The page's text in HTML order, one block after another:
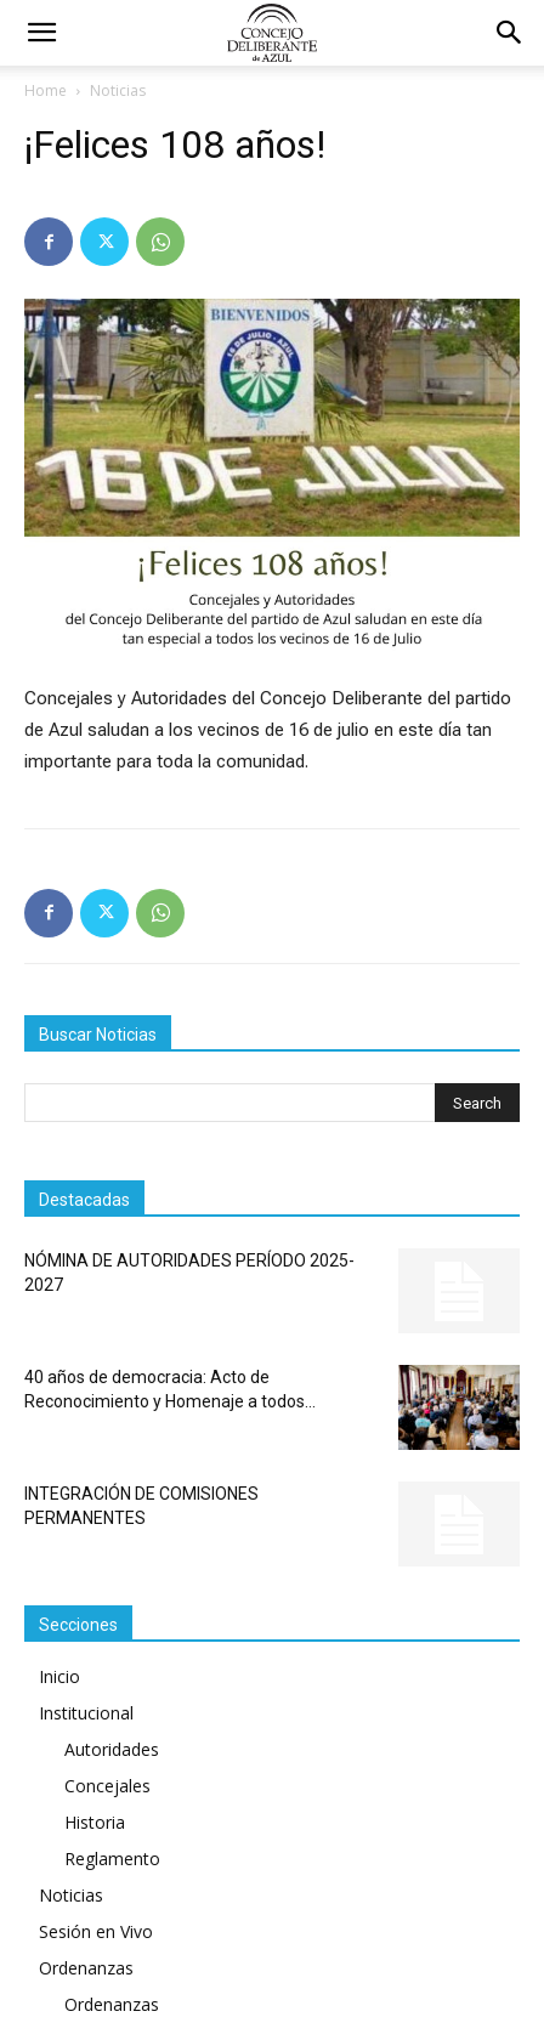
Home Noticias
¡Felices 108 años!
Concejales y Autoridades del Concejo Deliberante del partido
de Azul saludan a los vecinos de 16 de julio en este día tan
importante para toda la comunidad.
Buscar Noticias
Destacadas
NÓMINA DE AUTORIDADES PERÍODO 2025-
2027
40 años de democracia: Acto de
Reconocimiento y Homenaje a todos...
INTEGRACIÓN DE COMISIONES
PERMANENTES
Secciones
Inicio
Institucional
Autoridades
Concejales
Historia
Reglamento
Noticias
Sesión en Vivo
Ordenanzas
Ordenanzas